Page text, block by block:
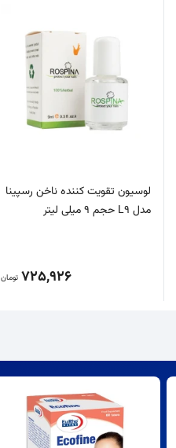
لوسیون تقویت کننده ناخن رسپینا
مدل L9 حجم 9 میلی لیتر
725,926 تومان